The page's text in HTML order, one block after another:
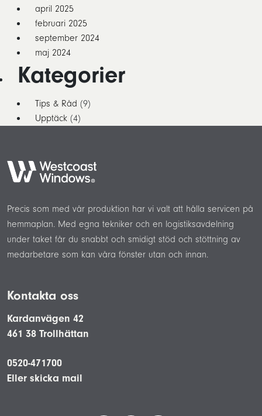
april 2025
februari 2025
september 2024
maj 2024
Kategorier
Tips & Råd (9)
Upptäck (4)
Precis som med vår produktion har vi valt att hålla servicen på
hemmaplan. Med egna tekniker och en logistiksavdelning
under taket får du snabbt och smidigt stöd och stöttning av
medarbetare som kan våra fönster utan och innan.
Kontakta oss
Kardanvägen 42
461 38 Trollhättan
0520-471700
Eller skicka mail